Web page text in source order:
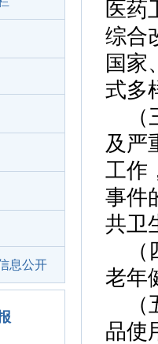
息公开
医药
综合
国家
式多
及严
工作
事件
共卫
老年
品使